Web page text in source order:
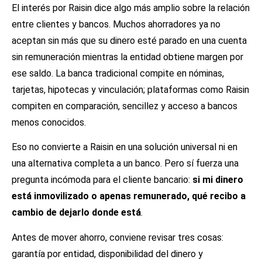
El interés por Raisin dice algo más amplio sobre la relación
entre clientes y bancos. Muchos ahorradores ya no
aceptan sin más que su dinero esté parado en una cuenta
sin remuneración mientras la entidad obtiene margen por
ese saldo. La banca tradicional compite en nóminas,
tarjetas, hipotecas y vinculación; plataformas como Raisin
compiten en comparación, sencillez y acceso a bancos
menos conocidos.
Eso no convierte a Raisin en una solución universal ni en
una alternativa completa a un banco. Pero sí fuerza una
pregunta incómoda para el cliente bancario: si mi dinero
está inmovilizado o apenas remunerado, qué recibo a
cambio de dejarlo donde está.
Antes de mover ahorro, conviene revisar tres cosas:
garantía por entidad, disponibilidad del dinero y